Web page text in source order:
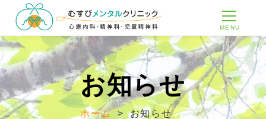
MENU
お知らせ
ホーム > お知らせ